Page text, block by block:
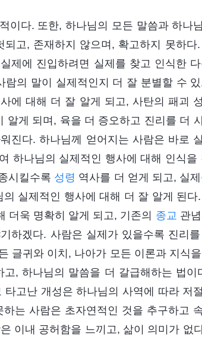
이다. 또한, 하나님의 모든 말씀과 하나
되고, 존재하지 않으며, 확고하지 못하다
제에 진입하려면 실제를 찾고 인식한
의 말이 실제적인지 더 잘 분별할 수
에 대해 더 잘 알게 되고, 사탄의 패괴
게 되며, 육을 더 증오하고 진리를 더
진다. 하나님께 얻어지는 사람은 바로
하나님의 실제적인 행사에 대해 인식을
시킬수록 성령 역사를 더 얻게 되고, 실
실제적인 행사에 대해 더 잘 알게 된다
더욱 명확히 알게 되고, 기존의 종교 관
하겠다. 사람은 실제가 있을수록 진리를
글귀와 이치, 나아가 모든 이론과 지식
, 하나님의 말씀을 더 갈급해하는 법이
고난 개성은 하나님의 사역에 따라 저
는 사람은 초자연적인 것을 추구하고
이내 공허함을 느끼고, 삶이 의미가 없